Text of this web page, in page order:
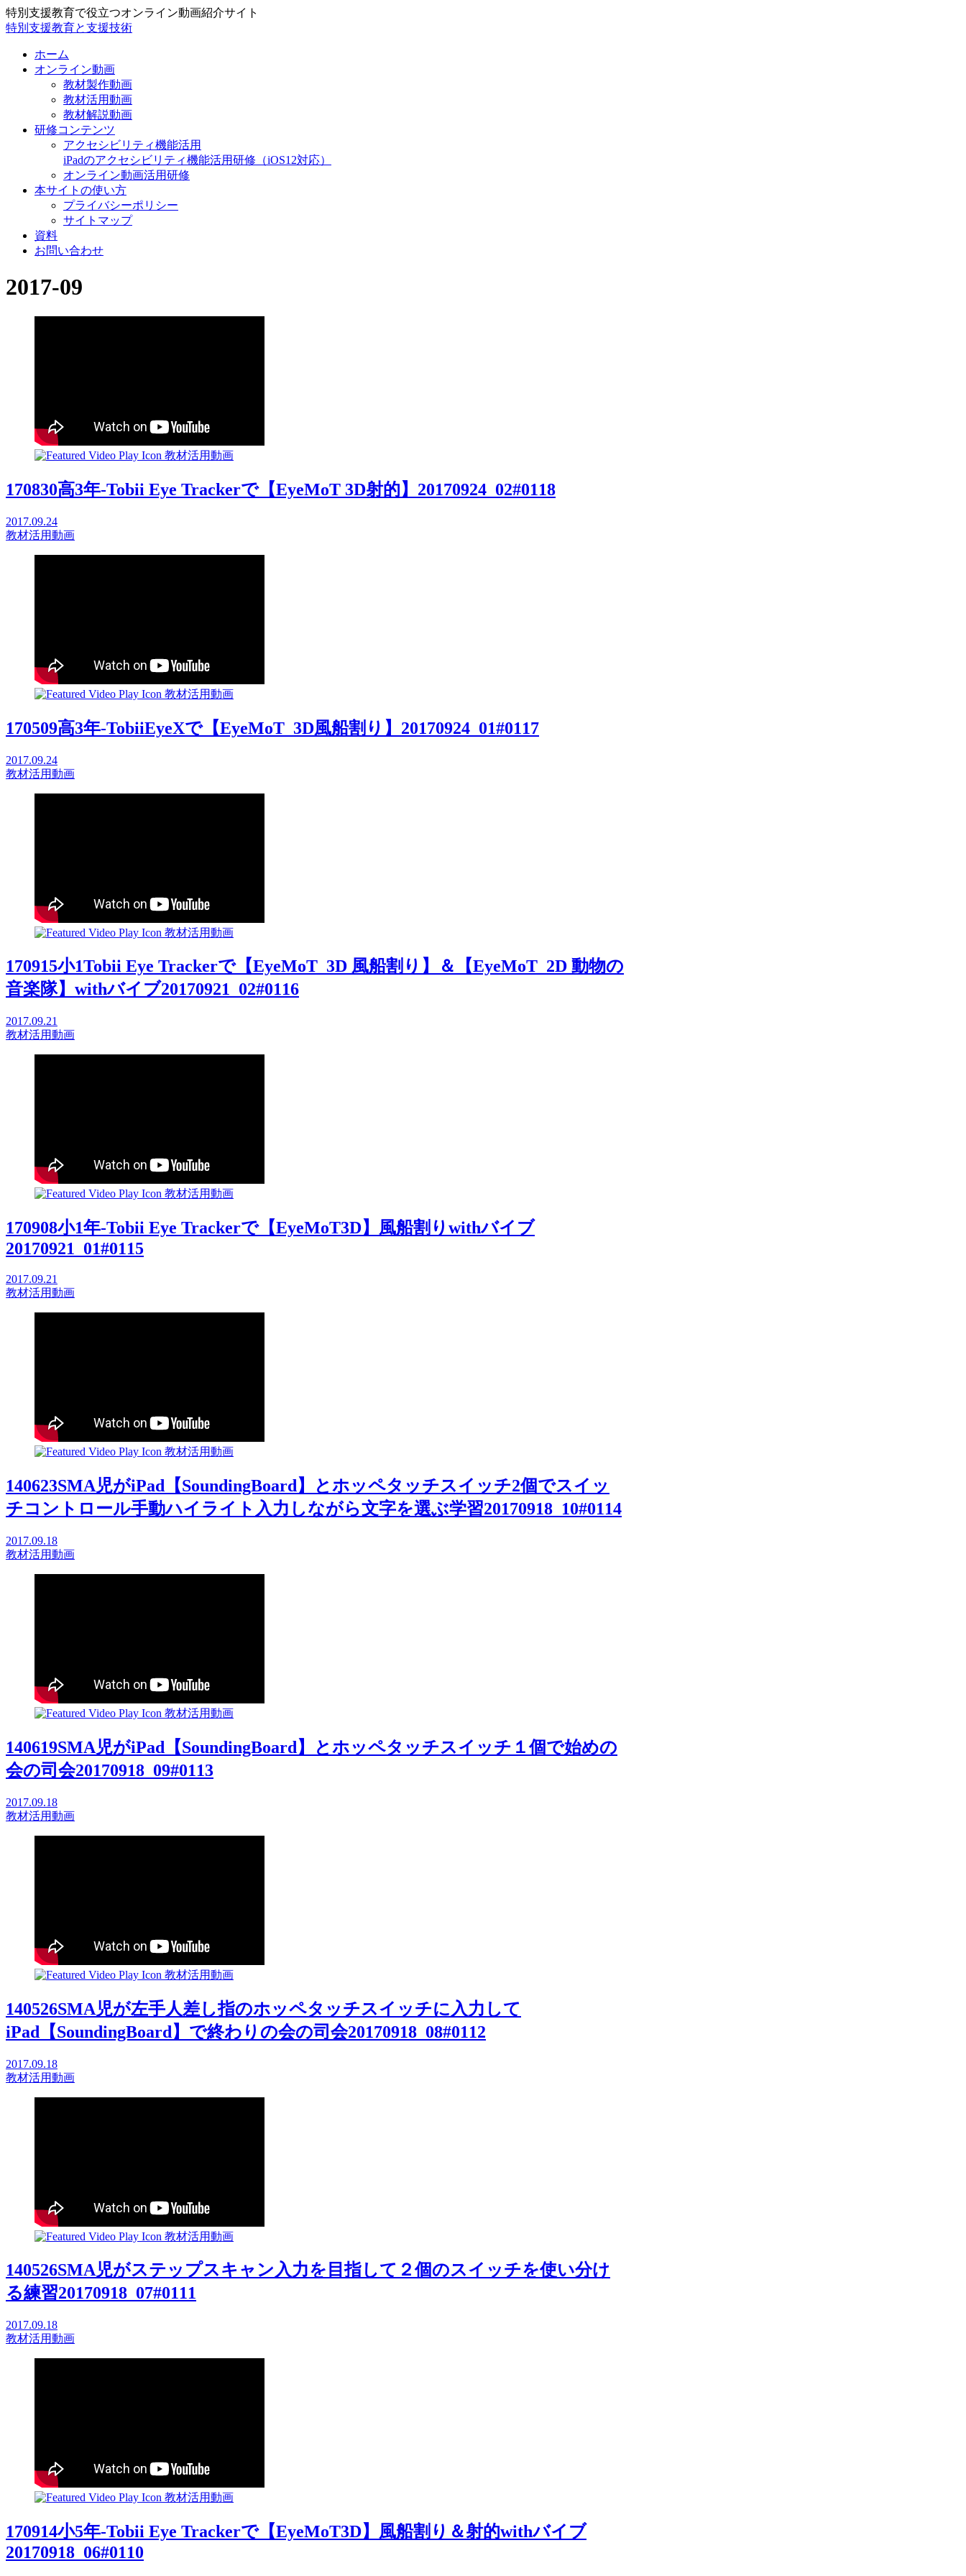
特別支援教育で役立つオンライン動画紹介サイト
特別支援教育と支援技術
ホーム
オンライン動画
教材製作動画
教材活用動画
教材解説動画
研修コンテンツ
アクセシビリティ機能活用
iPadのアクセシビリティ機能活用研修（iOS12対応）
オンライン動画活用研修
本サイトの使い方
プライバシーポリシー
サイトマップ
資料
お問い合わせ
2017-09
教材活用動画
170830高3年-Tobii Eye Trackerで【EyeMoT 3D射的】20170924_02#0118
2017.09.24
教材活用動画
教材活用動画
170509高3年-TobiiEyeXで【EyeMoT_3D風船割り】20170924_01#0117
2017.09.24
教材活用動画
教材活用動画
170915小1Tobii Eye Trackerで【EyeMoT_3D 風船割り】＆【EyeMoT_2D 動物の
音楽隊】withバイブ20170921_02#0116
2017.09.21
教材活用動画
教材活用動画
170908小1年-Tobii Eye Trackerで【EyeMoT3D】風船割りwithバイブ
20170921_01#0115
2017.09.21
教材活用動画
教材活用動画
140623SMA児がiPad【SoundingBoard】とホッペタッチスイッチ2個でスイッ
チコントロール手動ハイライト入力しながら文字を選ぶ学習20170918_10#0114
2017.09.18
教材活用動画
教材活用動画
140619SMA児がiPad【SoundingBoard】とホッペタッチスイッチ１個で始めの
会の司会20170918_09#0113
2017.09.18
教材活用動画
教材活用動画
140526SMA児が左手人差し指のホッペタッチスイッチに入力して
iPad【SoundingBoard】で終わりの会の司会20170918_08#0112
2017.09.18
教材活用動画
教材活用動画
140526SMA児がステップスキャン入力を目指して２個のスイッチを使い分け
る練習20170918_07#0111
2017.09.18
教材活用動画
教材活用動画
170914小5年-Tobii Eye Trackerで【EyeMoT3D】風船割り＆射的withバイブ
20170918_06#0110